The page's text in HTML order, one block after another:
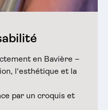
en Bavière –
l'esthétique et la
par un croquis et